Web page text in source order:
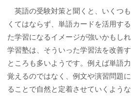
英語の受験対策と聞くと、いくつ
くてはならず、単語カードを活用す
た学習になるイメージが強いかもし
学習塾は、そういった学習法を改善
ところも多いようです。例えば単語
覚えるのではなく、例文や演習問題
ることで自然と定着させていくよう